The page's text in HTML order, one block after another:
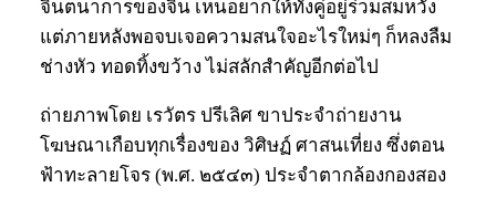
จินตนาการของจิน เห็นอยากให้ทั้งคู่อยู่ร่วมสมหวัง
แต่ภายหลังพอจบเจอความสนใจอะไรใหม่ๆ ก็หลงลืม
ช่างหัว ทอดทิ้งขว้าง ไม่สลักสำคัญอีกต่อไป
ถ่ายภาพโดย เรวัตร ปรีเลิศ ขาประจำถ่ายงาน
โฆษณาเกือบทุกเรื่องของ วิศิษฏ์ ศาสนเที่ยง ซึ่งตอน
ฟ้าทะลายโจร (พ.ศ. ๒๕๔๓) ประจำตากล้องกองสอง